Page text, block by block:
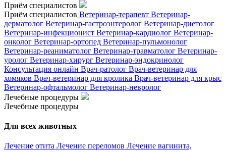
Приём специалистов
Приём специалистов Ветеринар-терапевт Ветеринар-
дерматолог Ветеринар-гастроэнтеролог Ветеринар-диетолог
Ветеринар-инфекционист Ветеринар-кардиолог Ветеринар-
онколог Ветеринар-ортопед Ветеринар-пульмонолог
Ветеринар-реаниматолог Ветеринар-травматолог Ветеринар-
уролог Ветеринар-хирург Ветеринар-эндокринолог
Консультация онлайн Врач-ратолог Врач-ветеринар для
хомяков Врач-ветеринар для кролика Врач-ветеринар для крыс
Ветеринар-офтальмолог Ветеринар-невролог
Лечебные процедуры
Лечебные процедуры
Для всех животных
Лечение отита Лечение переломов Лечение вагинита,